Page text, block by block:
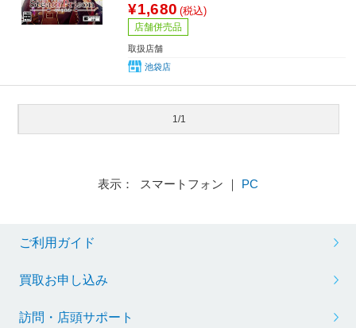
¥1,680 (税込)
店舗併売品
取扱店舗
池袋店
1/1
表示： スマートフォン ｜ PC
ご利用ガイド
買取お申し込み
訪問・店頭サポート